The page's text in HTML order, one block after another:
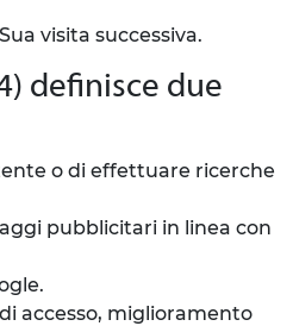
visita successiva.
definisce due
o di effettuare ricerche
pubblicitari in linea con
accesso, miglioramento